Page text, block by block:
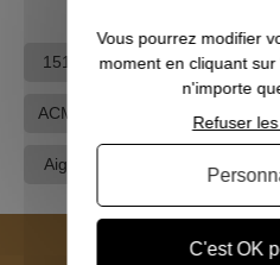
1515
ACME
Aigle
Apo Concept
Armistol
Vous pourrez modifier
moment en cliquant sur
n'importe
C'est OK
Refuser